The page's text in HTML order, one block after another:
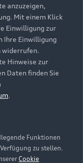
anzuzeigen,
Mit einem Klick
Einwilligung zur
Ihre Einwilligung
widerrufen.
Hinweise zur
Daten finden Sie
.
Funktionen
zu stellen.
Cookie